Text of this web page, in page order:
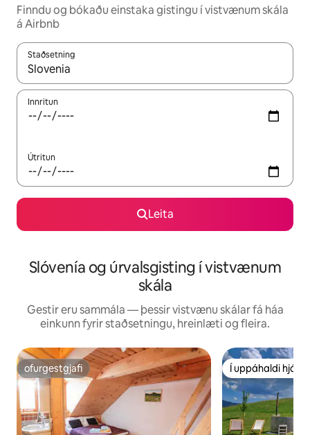
Finndu og bókaðu einstaka gistingu í vistvænum skála
á Airbnb
Staðsetning
Þegar niðurstöður liggja fyrir skaltu nota upp og niður
Innritun
Útritun
Leita
Slóvenía og úrvalsgisting í vistvænum
skála
Gestir eru sammála — þessir vistvænu skálar fá háa
einkunn fyrir staðsetningu, hreinlæti og fleira.
ofurgestgjafi
ofurgestgjafi Í uppáhaldi hjá
Í uppáhaldi hjá